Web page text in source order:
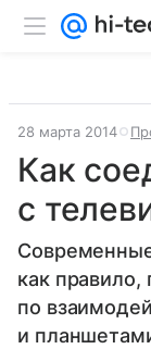
28 марта 2014
Как
с
как
по
и